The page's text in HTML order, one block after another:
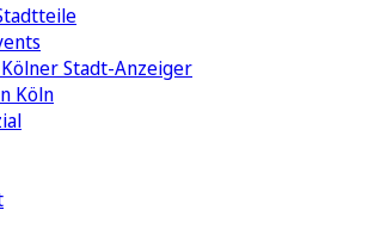
Stadt-Anzeiger
Köln